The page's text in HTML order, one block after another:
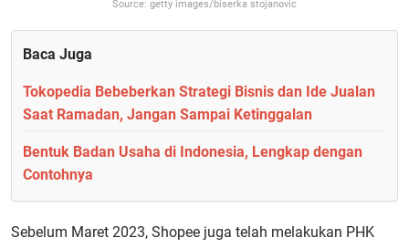
Source: getty images/biserka stojanovic
Baca Juga
Tokopedia Bebeberkan Strategi Bisnis dan Ide Jualan
Saat Ramadan, Jangan Sampai Ketinggalan
Bentuk Badan Usaha di Indonesia, Lengkap dengan
Contohnya
Sebelum Maret 2023, Shopee juga telah melakukan PHK